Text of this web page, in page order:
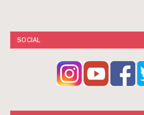
SOCIAL